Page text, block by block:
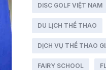
DISC GOLF VIỆT NAM
DU LỊCH THỂ THAO
DỊCH VỤ THỂ THAO
FAIRY SCHOOL